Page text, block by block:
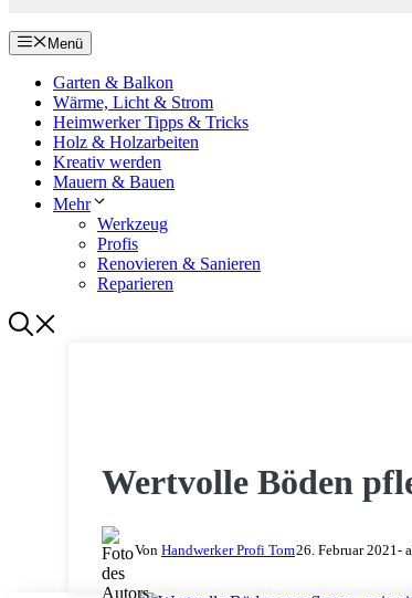
Menü
Garten & Balkon
Wärme, Licht & Strom
Heimwerker Tipps & Tricks
Holz & Holzarbeiten
Kreativ werden
Mauern & Bauen
Mehr
Werkzeug
Profis
Renovieren & Sanieren
Reparieren
Wertvolle Böden
Von Handwerker Profi Tom26. Februar 2021 -